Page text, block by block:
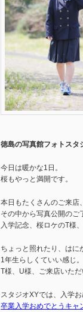
徳島の写真館フォトスタ
今日は暖かな1日。
桜もやっと満開です。
本日もたくさんのご来店
その中から写真公開のご
入学記念、桜ロケのT様、
ちょっと照れたり、はに
1年生らしくていい感じ。
T様、U様、ご来店いた
スタジオXYでは、入学
卒業入学おめでとうキャ